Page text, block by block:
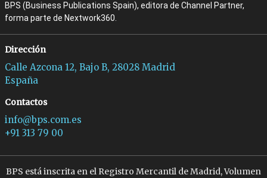
BPS (Business Publications Spain), editora de Channel Partner,
forma parte de Nextwork360.
Dirección
Calle Azcona 12, Bajo B, 28028 Madrid
España
Contactos
info@bps.com.es
+91 313 79 00
BPS está inscrita en el Registro Mercantil de Madrid, Volumen